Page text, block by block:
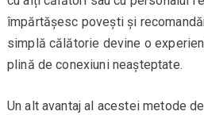
împărtășesc povești și
simplă călătorie devine o
plină de conexiuni neașteptate.
Un alt avantaj al acestei metode